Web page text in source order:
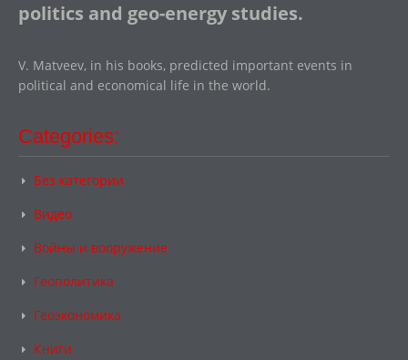
politics and geo-energy studies.
V. Matveev, in his books, predicted important events in
political and economical life in the world.
Categories:
Без категории
Видео
Войны и вооружение
Геополитика
Геоэкономика
Книги